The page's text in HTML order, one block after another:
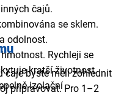
čajů.
se sklem.
odolnost.
Rychleji se
kratší životnost.
izolační
čaje byste měli zohlednit
připravovat. Pro 1–2